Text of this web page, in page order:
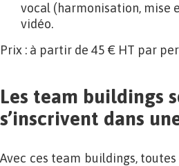
vocal (harmonisation, mise
vidéo.
Prix : à partir de 45 € HT par
Les team buildings
s’inscrivent dans
Avec ces team buildings,